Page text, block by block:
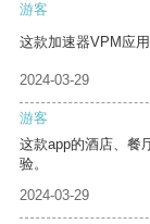
游客
这款加速器VPM应
2024-03-29
游客
这款app的酒店、餐
验。
2024-03-29